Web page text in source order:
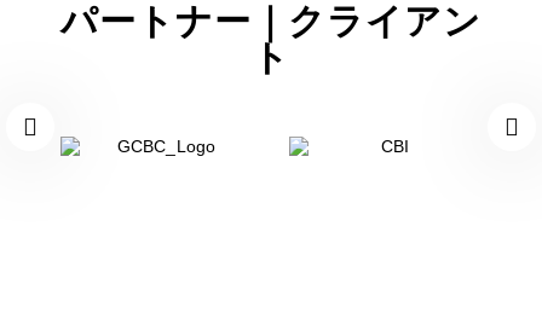
パートナー｜クライアン
ト